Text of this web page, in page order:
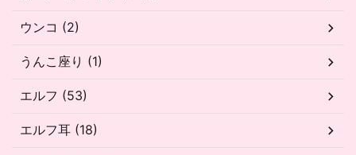
ウンコ (2)
うんこ座り (1)
エルフ (53)
エルフ耳 (18)